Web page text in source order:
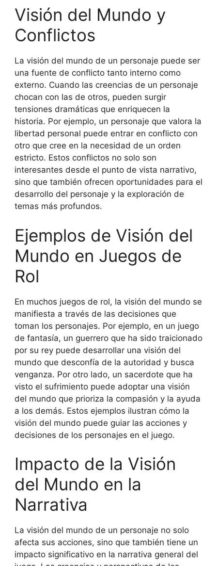
Visión del Mundo y
Conflictos
La visión del mundo de un personaje puede ser
una fuente de conflicto tanto interno como
externo. Cuando las creencias de un personaje
chocan con las de otros, pueden surgir
tensiones dramáticas que enriquecen la
historia. Por ejemplo, un personaje que valora la
libertad personal puede entrar en conflicto con
otro que cree en la necesidad de un orden
estricto. Estos conflictos no solo son
interesantes desde el punto de vista narrativo,
sino que también ofrecen oportunidades para el
desarrollo del personaje y la exploración de
temas más profundos.
Ejemplos de Visión del
Mundo en Juegos de
Rol
En muchos juegos de rol, la visión del mundo se
manifiesta a través de las decisiones que
toman los personajes. Por ejemplo, en un juego
de fantasía, un guerrero que ha sido traicionado
por su rey puede desarrollar una visión del
mundo que desconfía de la autoridad y busca
venganza. Por otro lado, un sacerdote que ha
visto el sufrimiento puede adoptar una visión
del mundo que prioriza la compasión y la ayuda
a los demás. Estos ejemplos ilustran cómo la
visión del mundo puede guiar las acciones y
decisiones de los personajes en el juego.
Impacto de la Visión
del Mundo en la
Narrativa
La visión del mundo de un personaje no solo
afecta sus acciones, sino que también tiene un
impacto significativo en la narrativa general del